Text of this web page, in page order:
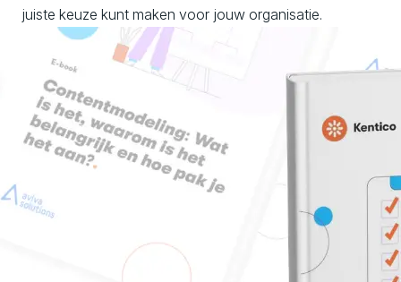
juiste keuze kunt maken voor jouw organisatie.